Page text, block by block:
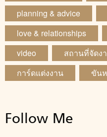
planning & advice
love & relationships
video
สถานที่จัดง
การ์ดแต่งงาน
ขัน
Follow Me